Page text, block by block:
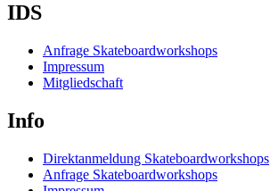
IDS
Anfrage Skateboardworkshops
Impressum
Mitgliedschaft
Info
Direktanmeldung Skateboardworkshops
Anfrage Skateboardworkshops